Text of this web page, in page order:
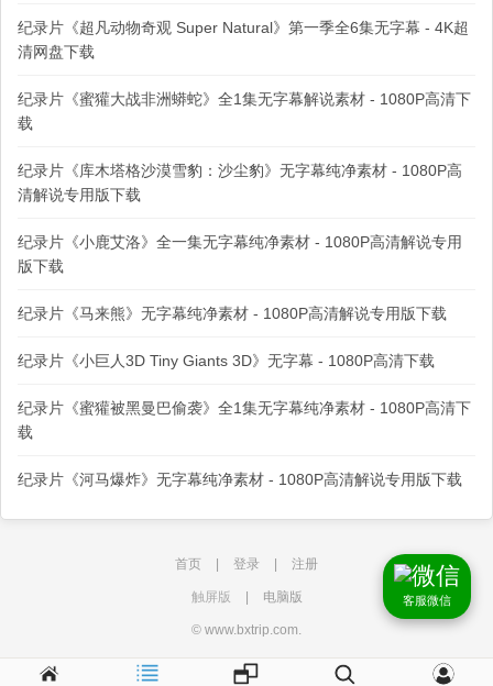
纪录片《超凡动物奇观 Super Natural》第一季全6集无字幕 - 4K超
清网盘下载
纪录片《蜜獾大战非洲蟒蛇》全1集无字幕解说素材 - 1080P高清下
载
纪录片《库木塔格沙漠雪豹：沙尘豹》无字幕纯净素材 - 1080P高
清解说专用版下载
纪录片《小鹿艾洛》全一集无字幕纯净素材 - 1080P高清解说专用
版下载
纪录片《马来熊》无字幕纯净素材 - 1080P高清解说专用版下载
纪录片《小巨人3D Tiny Giants 3D》无字幕 - 1080P高清下载
纪录片《蜜獾被黑曼巴偷袭》全1集无字幕纯净素材 - 1080P高清下
载
纪录片《河马爆炸》无字幕纯净素材 - 1080P高清解说专用版下载
客服微信
首页 登录 注册
触屏版 电脑版
© www.bxtrip.com.